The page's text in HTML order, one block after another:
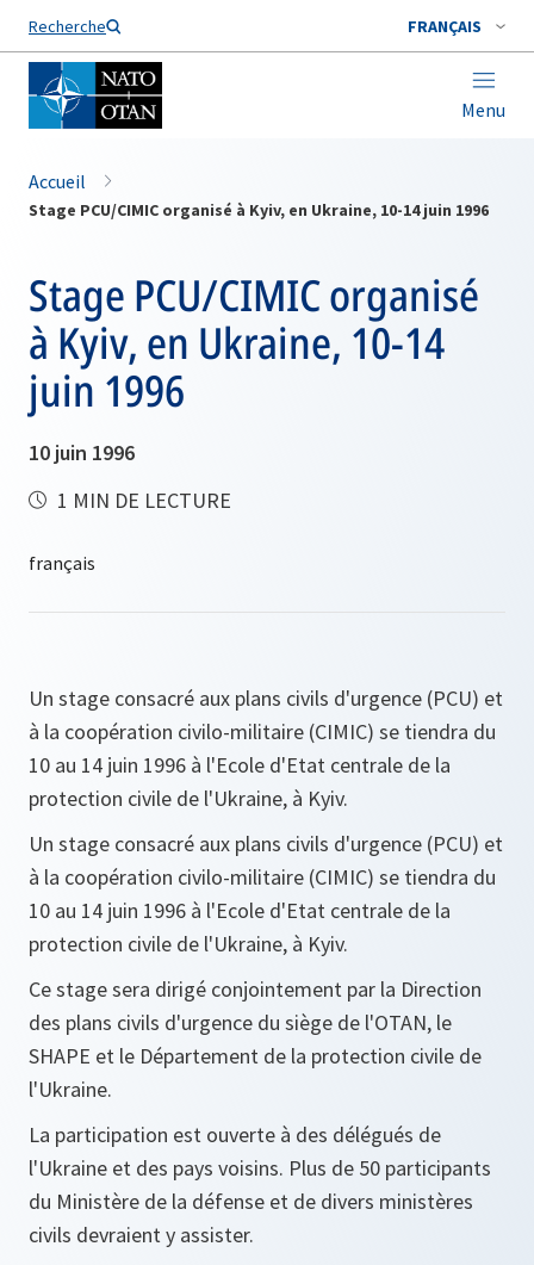
Recherche FRANÇAIS
Menu
Nom de famille*
Accueil
Stage PCU/CIMIC organisé à Kyiv, en Ukraine, 10-14 juin 1996
Stage PCU/CIMIC organisé
à Kyiv, en Ukraine, 10-14
juin 1996
10 juin 1996
1 MIN DE LECTURE
Un stage consacré aux plans civils d'urgence (PCU) et
à la coopération civilo-militaire (CIMIC) se tiendra du
10 au 14 juin 1996 à l'Ecole d'Etat centrale de la
protection civile de l'Ukraine, à Kyiv.
Un stage consacré aux plans civils d'urgence (PCU) et
à la coopération civilo-militaire (CIMIC) se tiendra du
10 au 14 juin 1996 à l'Ecole d'Etat centrale de la
protection civile de l'Ukraine, à Kyiv.
Ce stage sera dirigé conjointement par la Direction
des plans civils d'urgence du siège de l'OTAN, le
SHAPE et le Département de la protection civile de
l'Ukraine.
La participation est ouverte à des délégués de
l'Ukraine et des pays voisins. Plus de 50 participants
du Ministère de la défense et de divers ministères
civils devraient y assister.